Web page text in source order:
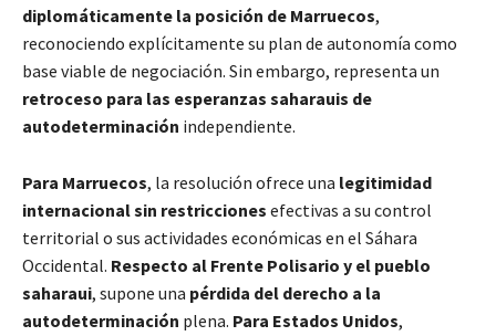
diplomáticamente la posición de Marruecos,
reconociendo explícitamente su plan de autonomía como
base viable de negociación. Sin embargo, representa un
retroceso para las esperanzas saharauis de
autodeterminación independiente.
Para Marruecos, la resolución ofrece una legitimidad
internacional sin restricciones efectivas a su control
territorial o sus actividades económicas en el Sáhara
Occidental. Respecto al Frente Polisario y el pueblo
saharaui, supone una pérdida del derecho a la
autodeterminación plena. Para Estados Unidos,